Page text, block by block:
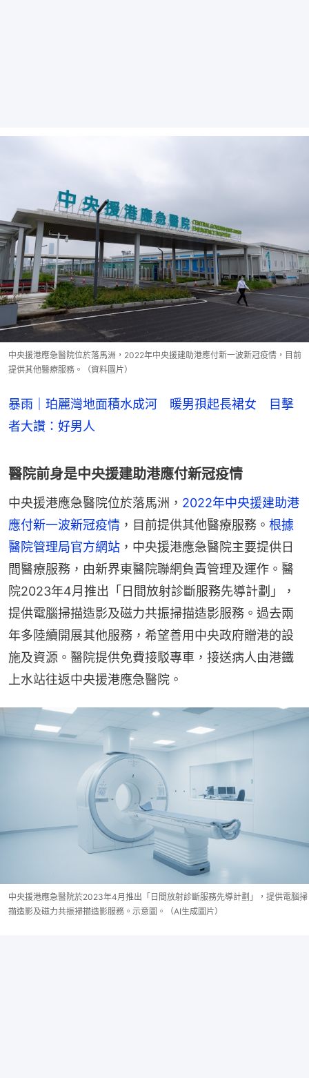
中央援港應急醫院位於落馬洲，2022年中央援建助港應付新一波新冠疫情，目前
提供其他醫療服務。（資料圖片）
暴雨｜珀麗灣地面積水成河 暖男孭起長裙女 目擊
者大讚：好男人
醫院前身是中央援建助港應付新冠疫情
中央援港應急醫院位於落馬洲， 2022年中央援建助港
應付新一波新冠疫情 ，目前提供其他醫療服務。 根據
醫院管理局官方網站 ，中央援港應急醫院主要提供日
間醫療服務，由新界東醫院聯網負責管理及運作。醫
院2023年4月推出「日間放射診斷服務先導計劃」，
提供電腦掃描造影及磁力共振掃描造影服務。過去兩
年多陸續開展其他服務，希望善用中央政府贈港的設
施及資源。醫院提供免費接駁專車，接送病人由港鐵
上水站往返中央援港應急醫院。
中央援港應急醫院於2023年4月推出「日間放射診斷服務先導計劃」，提供電腦掃
描造影及磁力共振掃描造影服務。示意圖。（AI生成圖片）